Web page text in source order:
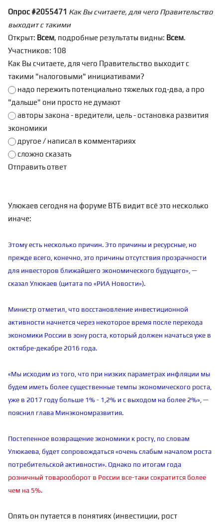
Опрос #2055471 Как Вы считаете, для чего Правительство
выходит с такими
Открыт: Всем, подробные результаты видны: Всем.
Участников: 108
Как Вы считаете, для чего Правительство выходит с
такими "налоговыми" инициативами?
надо пережить потенциально тяжелых год-два, а про
"дальше" они просто не думают
авторы закона - вредители, цель - остановка развития
экономики
другое / написал в комментариях
сложно сказать
Улюкаев сегодня на форуме ВТБ видит всё это несколько
иначе:
Этому есть несколько причин. Это причины и ресурсные, но
прежде всего, конечно, это причины отсутствия прозрачности
для инвесторов ближайшего экономического будущего», —
сказал Улюкаев (цитата по «РИА Новости»).
Министр отметил, что восстановление инвестиционной
активности начнется через некоторое время после перехода
экономики России в зону роста, который должен начаться уже в
октябре-декабре 2016 года.
«Мы исходим из того, что при низких параметрах инфляции мы
будем иметь более существенные темпы экономического роста,
уже в 2017 году больше 1% - 1,2% и с выходом на более 2%», —
пояснил глава Минэкономразвития.
Постепенное возвращение экономики к росту, по словам
Улюкаева, будет сопровождаться «очень слабым началом роста
потребительской активности». Однако по итогам года
розничный товарооборот в России все-таки сократится более
чем на 5%.
Опять он путается в понятиях (инвестиции, рост